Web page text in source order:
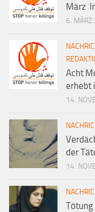
März
6. MÄRZ
Acht
erhebt
14.
der
14.
Tötung